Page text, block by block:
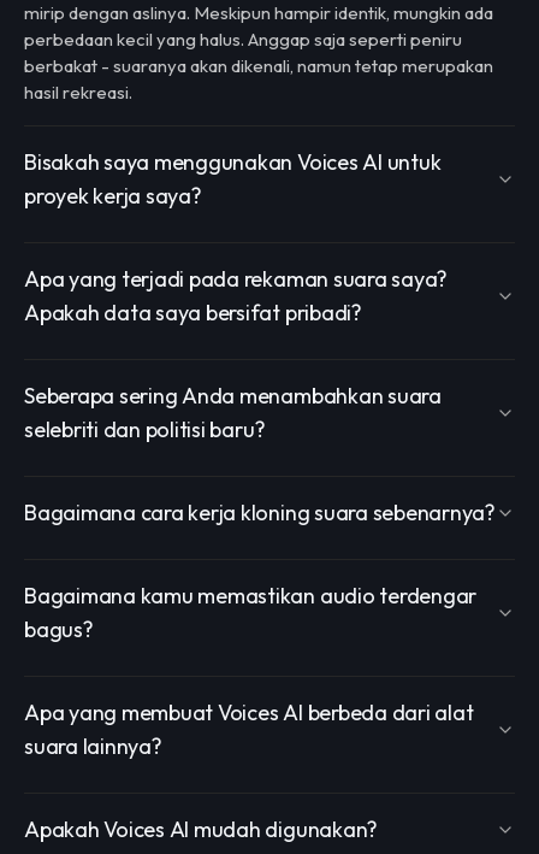
mirip dengan aslinya. Meskipun hampir identik, mungkin ada
perbedaan kecil yang halus. Anggap saja seperti peniru
berbakat - suaranya akan dikenali, namun tetap merupakan
hasil rekreasi.
Bisakah saya menggunakan Voices AI untuk
proyek kerja saya?
Apa yang terjadi pada rekaman suara saya?
Apakah data saya bersifat pribadi?
Seberapa sering Anda menambahkan suara
selebriti dan politisi baru?
Bagaimana cara kerja kloning suara sebenarnya?
Bagaimana kamu memastikan audio terdengar
bagus?
Apa yang membuat Voices AI berbeda dari alat
suara lainnya?
Apakah Voices AI mudah digunakan?